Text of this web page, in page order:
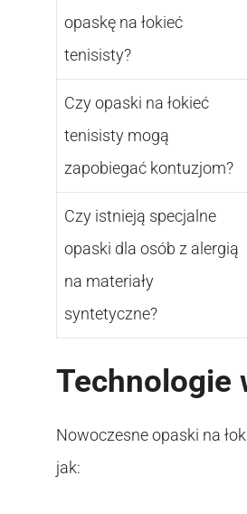
opaskę na łokieć
tenisisty?
Czy opaski na łokieć
tenisisty mogą
zapobiegać kontuzjom?
Czy istnieją specjalne
opaski dla osób z alergią
na materiały
syntetyczne?
Technologie
Nowoczesne opaski na
jak: